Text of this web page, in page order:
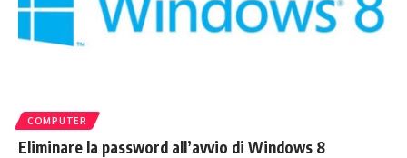
COMPUTER
Eliminare la password all’avvio di Windows 8